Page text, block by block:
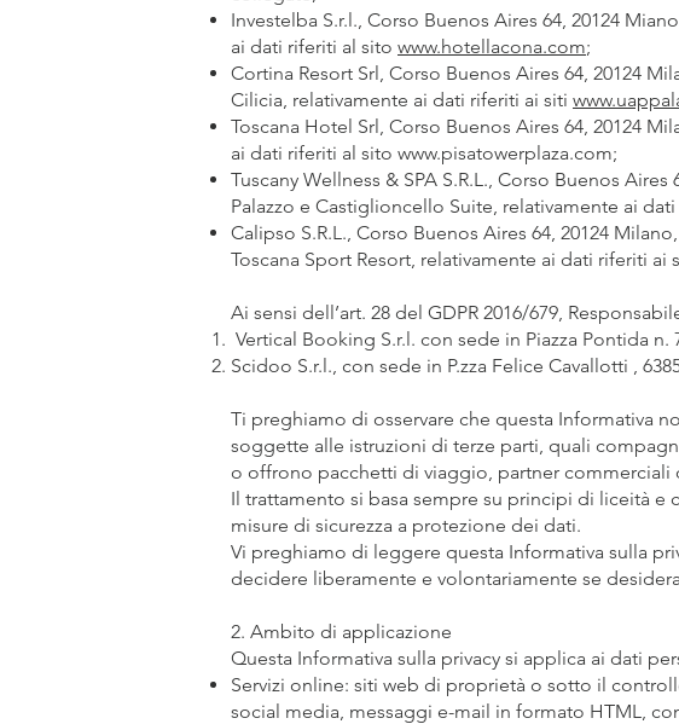
Investelba S.r.l., Corso Buenos Aires 64, 20124
ai dati riferiti al sito www.hotellacona.com;
Cortina Resort Srl, Corso Buenos Aires 64, 20124
Cilicia, relativamente ai dati riferiti ai siti
Toscana Hotel Srl, Corso Buenos Aires 64, 20124
ai dati riferiti al sito www.pisatowerplaza.com;
Tuscany Wellness & SPA S.R.L., Corso Buenos
Palazzo e Castiglioncello Suite, relativamente ai
Calipso S.R.L., Corso Buenos Aires 64, 20124
Toscana Sport Resort, relativamente ai dati riferiti ai
Ai sensi dell’art. 28 del GDPR 2016/679,
Vertical Booking S.r.l. con sede in Piazza Pontida n.
Scidoo S.r.l., con sede in P.zza Felice Cavallotti ,
Ti preghiamo di osservare che questa Informativa
soggette alle istruzioni di terze parti, quali
o offrono pacchetti di viaggio, partner commerciali
Il trattamento si basa sempre su principi di liceità
misure di sicurezza a protezione dei dati.
Vi preghiamo di leggere questa Informativa sulla
decidere liberamente e volontariamente se
2. Ambito di applicazione
Questa Informativa sulla privacy si applica ai dati
Servizi online: siti web di proprietà o sotto il
social media, messaggi e-mail in formato HTML,